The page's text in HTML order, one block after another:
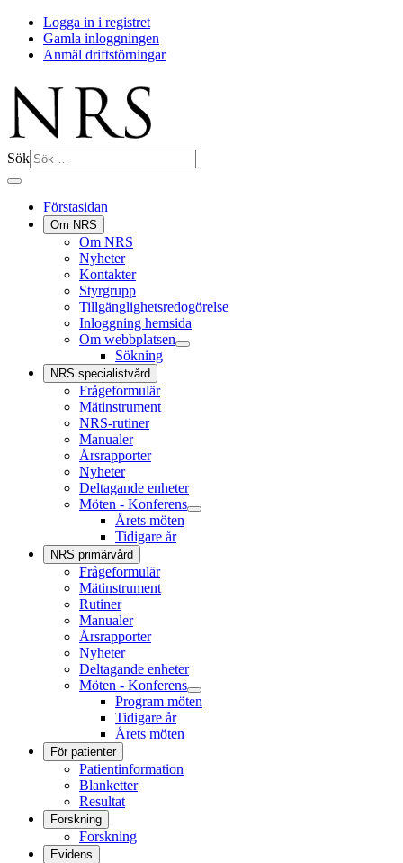
Logga in i registret
Gamla inloggningen
Anmäl driftstörningar
Sök
Förstasidan
Om NRS
Om NRS
Nyheter
Kontakter
Styrgrupp
Tillgänglighetsredogörelse
Inloggning hemsida
Om webbplatsen
Sökning
NRS specialistvård
Frågeformulär
Mätinstrument
NRS-rutiner
Manualer
Årsrapporter
Nyheter
Deltagande enheter
Möten - Konferens
Årets möten
Tidigare år
NRS primärvård
Frågeformulär
Mätinstrument
Rutiner
Manualer
Årsrapporter
Nyheter
Deltagande enheter
Möten - Konferens
Program möten
Tidigare år
Årets möten
För patienter
Patientinformation
Blanketter
Resultat
Forskning
Forskning
Evidens